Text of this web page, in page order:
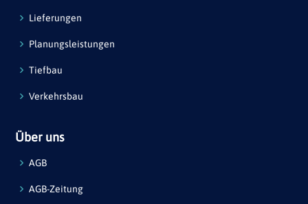
Lieferungen
Planungsleistungen
Tiefbau
Verkehrsbau
Über uns
AGB
AGB-Zeitung